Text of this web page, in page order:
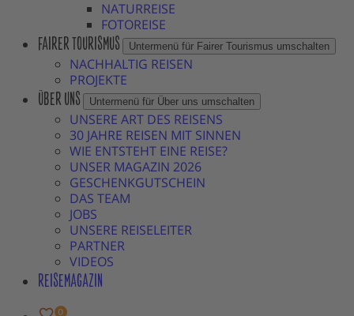
NATURREISE
FOTOREISE
FAIRER TOURISMUS Untermenü für Fairer Tourismus umschalten
NACHHALTIG REISEN
PROJEKTE
ÜBER UNS Untermenü für Über uns umschalten
UNSERE ART DES REISENS
30 JAHRE REISEN MIT SINNEN
WIE ENTSTEHT EINE REISE?
UNSER MAGAZIN 2026
GESCHENKGUTSCHEIN
DAS TEAM
JOBS
UNSERE REISELEITER
PARTNER
VIDEOS
REISEMAGAZIN